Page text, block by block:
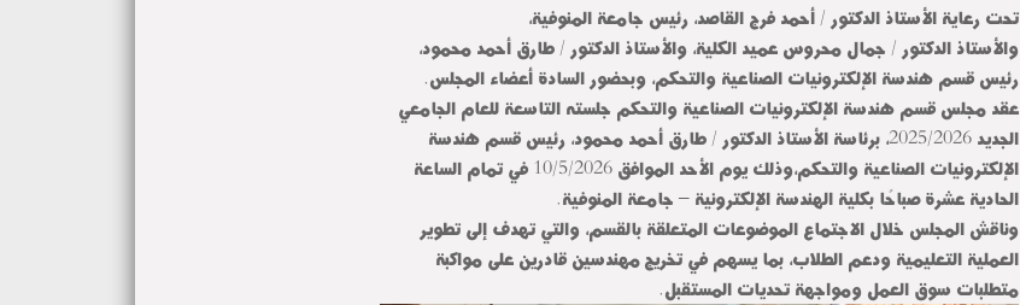
تحت رعاية الأستاذ الدكتور / أحمد فرج القاصد، رئيس جامعة المنوفية،
والأستاذ الدكتور / جمال محروس عميد الكلية، والأستاذ الدكتور / طارق أحمد محمود،
رئيس قسم هندسة الإلكترونيات الصناعية والتحكم، وبحضور السادة أعضاء المجلس.
عقد مجلس قسم هندسة الإلكترونيات الصناعية والتحكم جلسته التاسعة للعام الجامعي
الجديد 2025/2026، برئاسة الأستاذ الدكتور / طارق أحمد محمود، رئيس قسم هندسة
الإلكترونيات الصناعية والتحكم،وذلك يوم الأحد الموافق 10/5/2026 في تمام الساعة
الحادية عشرة صباحًا بكلية الهندسة الإلكترونية – جامعة المنوفية.
وناقش المجلس خلال الاجتماع الموضوعات المتعلقة بالقسم، والتي تهدف إلى تطوير
العملية التعليمية ودعم الطلاب، بما يسهم في تخريج مهندسين قادرين على مواكبة
متطلبات سوق العمل ومواجهة تحديات المستقبل.